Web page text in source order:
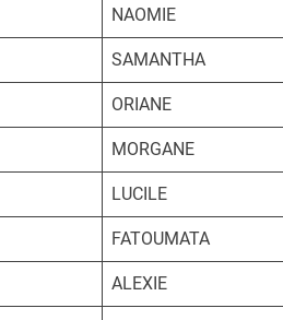
NAOMIE
SAMANTHA
ORIANE
MORGANE
LUCILE
FATOUMATA
ALEXIE